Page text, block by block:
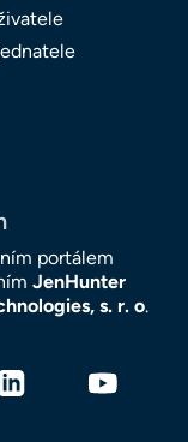
portálem
JenHunter
s. r. o.